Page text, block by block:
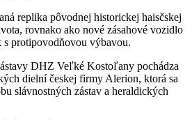
replika pôvodnej historickej haisčskej
rovnako ako nové zásahové vozidlo
protipovodňovou výbavou.
DHZ Veľké Kostoľany pochádza
dielní českej firmy Alerion, ktorá sa
slávnostných zástav a heraldických